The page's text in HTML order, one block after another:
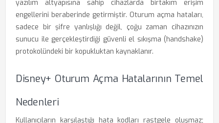
yazılım altyapısına sahip cihazlarda birtakım erişim
engellerini beraberinde getirmiştir. Oturum açma hataları,
sadece bir şifre yanlışlığı değil, çoğu zaman cihazınızın
sunucu ile gerçekleştirdiği güvenli el sıkışma (handshake)
protokolündeki bir kopukluktan kaynaklanır.
Disney+ Oturum Açma Hatalarının Temel
Nedenleri
Kullanıcıların karşılaştığı hata kodları rastgele oluşmaz;